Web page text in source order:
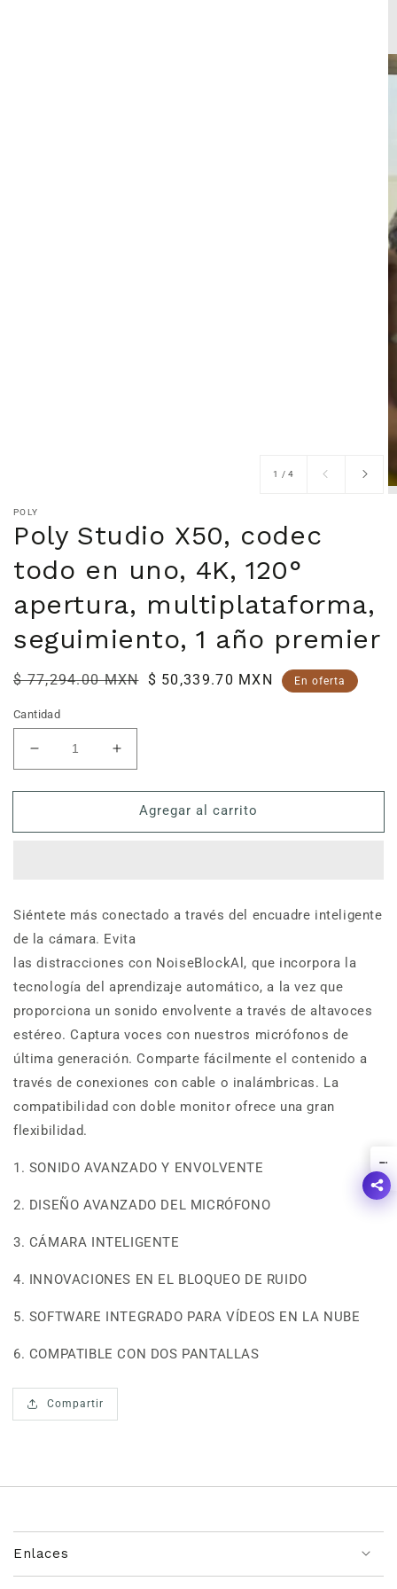
1 /de
4
POLY
Poly Studio X50, codec
todo en uno, 4K, 120°
apertura, multiplataforma,
seguimiento, 1 año premier
Precio
$ 77,294.00 MXN Precio
$ 50,339.70 MXN En oferta
Cantidad
Reducir
cantidad
para
Studio
uno,
4K,
120°
apertura,
multiplataforma,
seguimiento,
1
año
premier
Aumentar
cantidad
para
Poly
Studio
uno,
4K,
120°
apertura,
multiplataforma,
seguimiento,
1
año
Agregar al carrito
Siéntete más conectado a través del encuadre inteligente
de la cámara. Evita
las distracciones con NoiseBlockAl, que incorpora la
tecnología del aprendizaje automático, a la vez que
proporciona un sonido envolvente a través de altavoces
estéreo. Captura voces con nuestros micrófonos de
última generación. Comparte fácilmente el contenido a
través de conexiones con cable o inalámbricas. La
compatibilidad con doble monitor ofrece una gran
flexibilidad.
1. SONIDO AVANZADO Y ENVOLVENTE
2. DISEÑO AVANZADO DEL MICRÓFONO
3. CÁMARA INTELIGENTE
4. INNOVACIONES EN EL BLOQUEO DE RUIDO
5. SOFTWARE INTEGRADO PARA VÍDEOS EN LA NUBE
6. COMPATIBLE CON DOS PANTALLAS
Compartir
Enlaces
!